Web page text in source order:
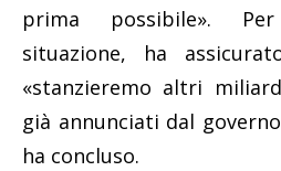
prima possibile».
situazione, ha
«stanzieremo altri
già annunciati dal
ha concluso.